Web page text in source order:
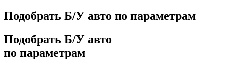
Подобрать Б/У авто по параметрам
Подобрать Б/У авто
по параметрам